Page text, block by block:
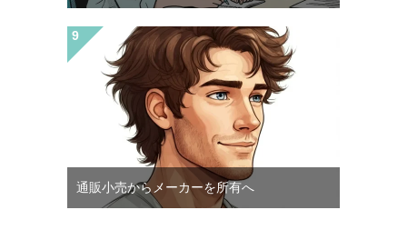
通販小売からメーカーを所有へ